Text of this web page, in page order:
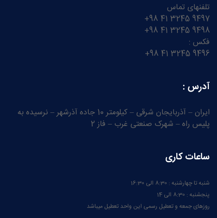
تلفنهای تماس
9497 3245 41 98+
9498 3245 41 98+
فکس :
9496 3245 41 98+
آدرس :
ایران – آذربایجان شرقی – کیلومتر 10 جاده آذرشهر – نرسیده به
پلیس راه – شهرک صنعتی غرب – فاز 2
ساعات کاری
شنبه تا چهارشنبه : 8:30 الی 16:30
پنجشنبه : 8:30 الی 14
روزهای جمعه و تعطیل رسمی این واحد تعطیل میباشد